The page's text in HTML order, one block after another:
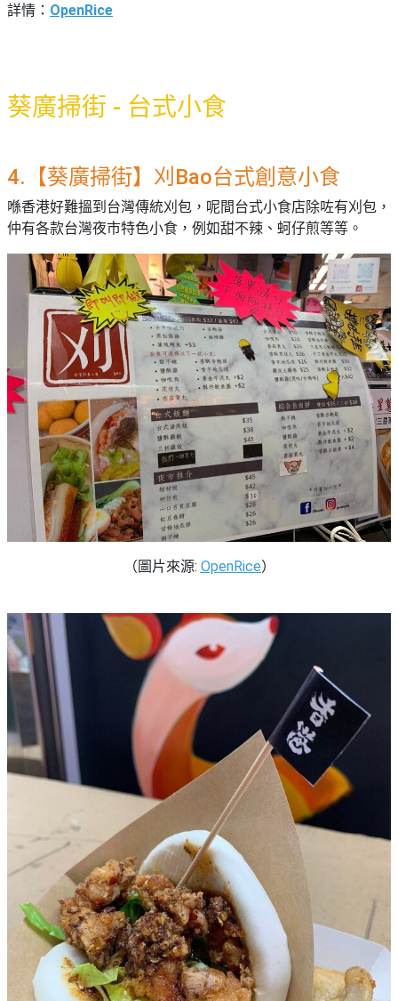
詳情： OpenRice
葵廣掃街 - 台式小食
4.【葵廣掃街】刈Bao台式創意小食
喺香港好難搵到台灣傳統刈包，呢間台式小食店除咗有刈包，
仲有各款台灣夜市特色小食，例如甜不辣、蚵仔煎等等。
（圖片來源: OpenRice）